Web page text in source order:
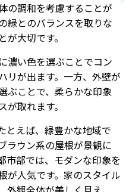
の調和を考慮することが
緑とのバランスを取りな
大切です。
濃い色を選ぶことでコン
リが出ます。一方、外壁が
ぶことで、柔らかな印象
取れます。
とえば、緑豊かな地域で
ラウン系の屋根が景観に
市部では、モダンな印象を
が人気です。家のスタイル